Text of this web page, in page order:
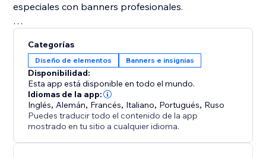
especiales con banners profesionales.
capacidad de clics hoy y lleva el marketing de tu
tienda al siguiente nivel.
Categorías
Diseño de elementos Banners e insignias
Disponibilidad:
Esta app está disponible en todo el mundo.
Idiomas de la app:
Inglés, Alemán, Francés, Italiano, Portugués, Ruso
Puedes traducir todo el contenido de la app
mostrado en tu sitio a cualquier idioma.